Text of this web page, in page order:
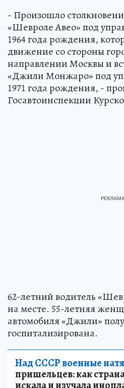
- Произошло
«Шевроле Авео» под
1964 года рождения,
движение со стороны
направлении Москвы и
«Джили Монжаро» под
1971 года рождения, -
Госавтоинспекции
62-летний водитель
на месте. 55-летняя
автомобиля «Джили»
госпитализирована.
Над СССР военные
пришельцев: как
искала и изучала